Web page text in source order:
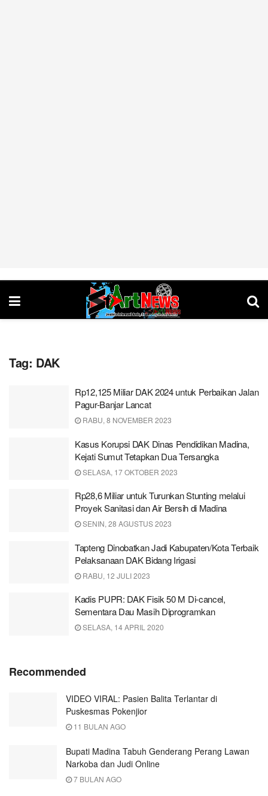
Tag: DAK
Rp12,125 Miliar DAK 2024 untuk Perbaikan Jalan
Pagur-Banjar Lancat
RABU, 8 NOVEMBER 2023
Kasus Korupsi DAK Dinas Pendidikan Madina,
Kejati Sumut Tetapkan Dua Tersangka
SELASA, 17 OKTOBER 2023
Rp28,6 Miliar untuk Turunkan Stunting melalui
Proyek Sanitasi dan Air Bersih di Madina
SENIN, 28 AGUSTUS 2023
Tapteng Dinobatkan Jadi Kabupaten/Kota Terbaik
Pelaksanaan DAK Bidang Irigasi
RABU, 12 JULI 2023
Kadis PUPR: DAK Fisik 50 M Di-cancel,
Sementara Dau Masih Diprogramkan
SELASA, 14 APRIL 2020
Recommended
VIDEO VIRAL: Pasien Balita Terlantar di
Puskesmas Pokenjior
11 BULAN AGO
Bupati Madina Tabuh Genderang Perang Lawan
Narkoba dan Judi Online
7 BULAN AGO